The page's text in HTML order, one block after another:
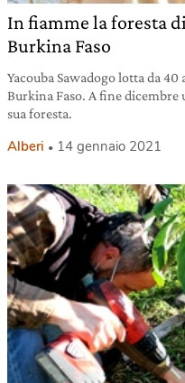
In fiamme la foresta
Burkina Faso
Yacouba Sawadogo lotta da
Burkina Faso. A fine
sua foresta.
Alberi 14 gennaio 2021